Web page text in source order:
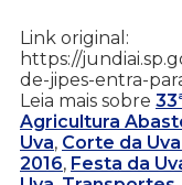
Link original:
https://
de-jipes-entra-
Leia mais sobre
Agricultura
Uva, Corte da
2016, Festa da